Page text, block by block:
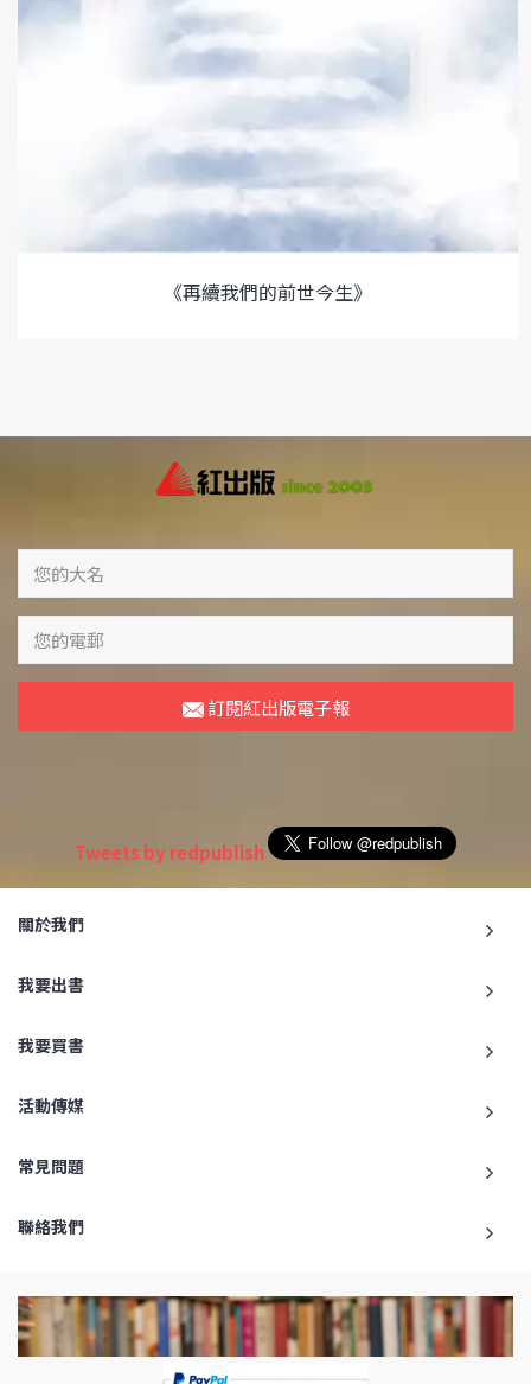
《再續我們的前世今生》
訂閱紅出版電子報
Tweets by redpublish
關於我們
我要出書
我要買書
活動傳媒
常見問題
聯絡我們